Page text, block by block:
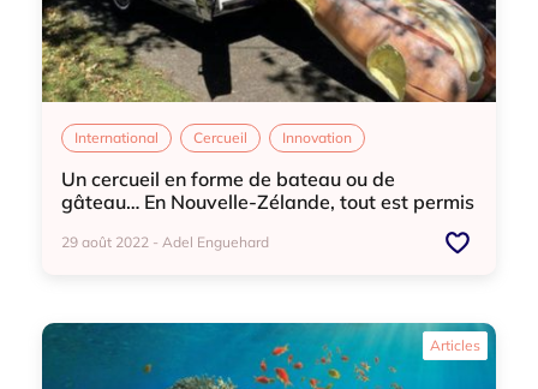
International Cercueil Innovation
Un cercueil en forme de bateau ou de
gâteau… En Nouvelle-Zélande, tout est permis
29 août 2022 - Adel Enguehard
Articles